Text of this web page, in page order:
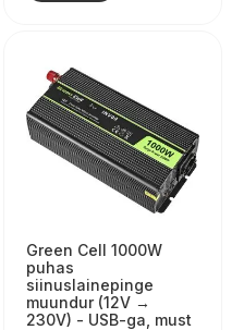
Green Cell 1000W
puhas
siinuslainepinge
muundur (12V →
230V) - USB-ga, must